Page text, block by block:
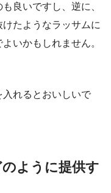
良いですし、逆に、
たようなラッサムに
いかもしれません。
入れるとおいしいで
ように提供す